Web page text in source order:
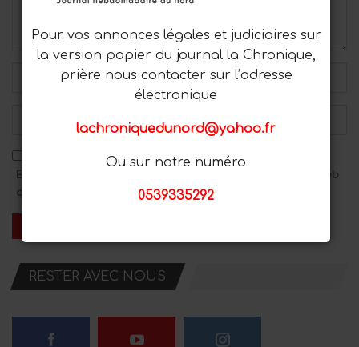
Enregistrez mon nom, mon adresse e-mail et mon site Web
dans ce navigateur pour le prochain commentaire.
RESTER AVEC NOUS
Pour vos annonces légales et judiciaires sur
la version papier du journal la Chronique,
prière nous contacter sur l’adresse
électronique
lachroniquedunord@yahoo.fr
Ou sur notre numéro
0539335292